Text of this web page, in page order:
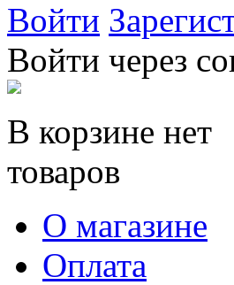
Войти
Войти через
В корзине нет
товаров
О магазине
Оплата